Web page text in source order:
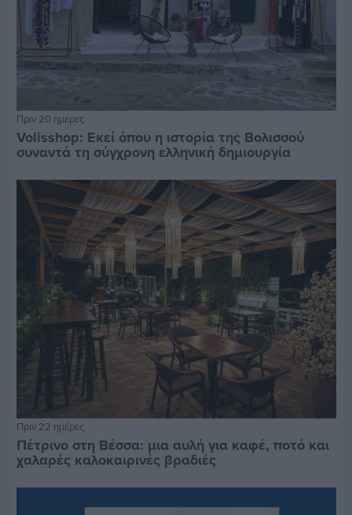
Πριν 20 ημέρες
Volisshop: Εκεί όπου η ιστορία της Βολισσού
συναντά τη σύγχρονη ελληνική δημιουργία
Πριν 22 ημέρες
Πέτρινο στη Βέσσα: μια αυλή για καφέ, ποτό και
χαλαρές καλοκαιρινές βραδιές